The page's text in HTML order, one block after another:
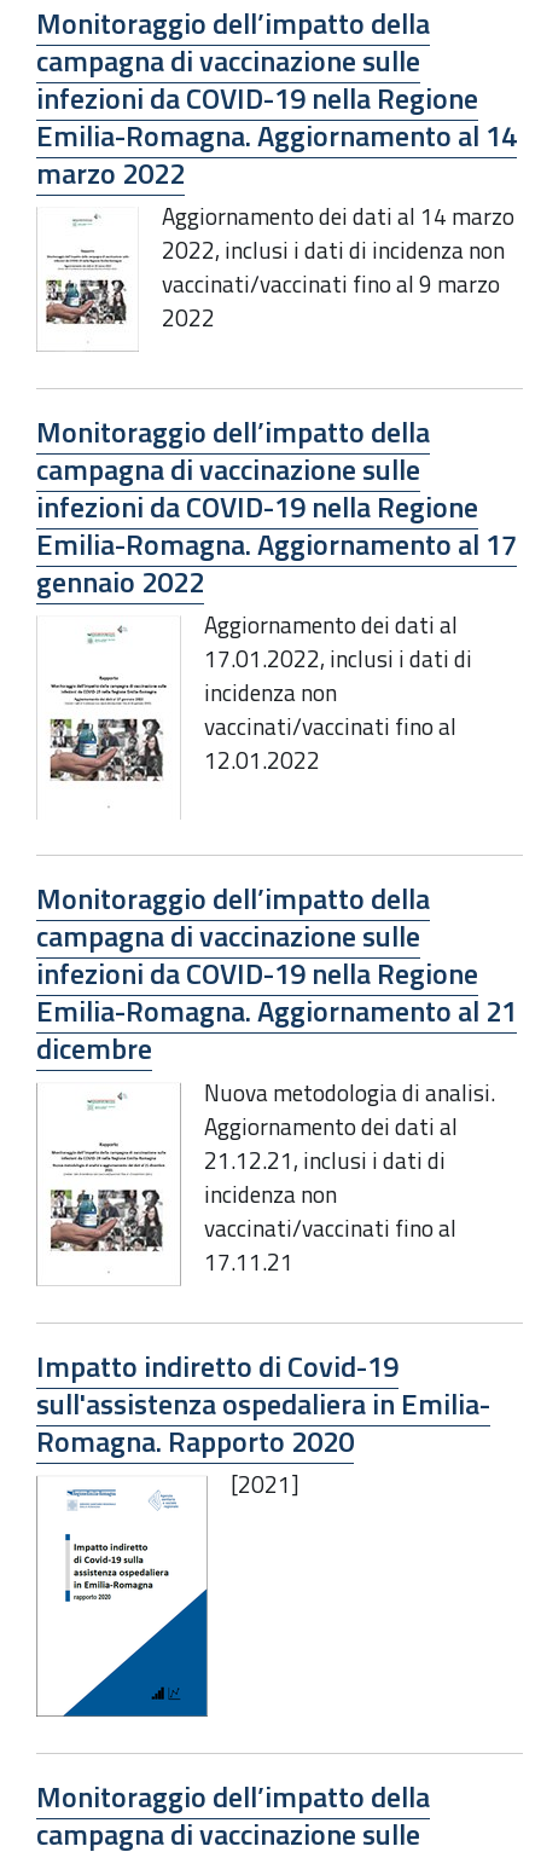
Monitoraggio dell’impatto della
campagna di vaccinazione sulle
infezioni da COVID-19 nella Regione
Emilia-Romagna. Aggiornamento al 14
marzo 2022
Aggiornamento dei dati al 14 marzo
2022, inclusi i dati di incidenza non
vaccinati/vaccinati fino al 9 marzo
2022
Monitoraggio dell’impatto della
campagna di vaccinazione sulle
infezioni da COVID-19 nella Regione
Emilia-Romagna. Aggiornamento al 17
gennaio 2022
Aggiornamento dei dati al
17.01.2022, inclusi i dati di
incidenza non
vaccinati/vaccinati fino al
12.01.2022
Monitoraggio dell’impatto della
campagna di vaccinazione sulle
infezioni da COVID-19 nella Regione
Emilia-Romagna. Aggiornamento al 21
dicembre
Nuova metodologia di analisi.
Aggiornamento dei dati al
21.12.21, inclusi i dati di
incidenza non
vaccinati/vaccinati fino al
17.11.21
Impatto indiretto di Covid-19
sull'assistenza ospedaliera in Emilia-
Romagna. Rapporto 2020
[2021]
Monitoraggio dell’impatto della
campagna di vaccinazione sulle